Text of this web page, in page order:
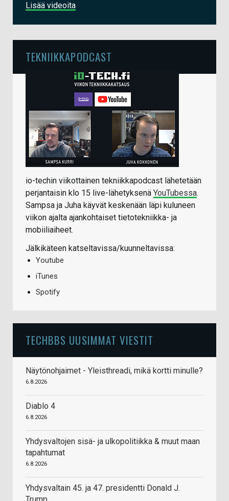
Lisää videoita
TEKNIIKKAPODCAST
io-techin viikottainen tekniikkapodcast lähetetään
perjantaisin klo 15 live-lähetyksenä YouTubessa.
Sampsa ja Juha käyvät keskenään läpi kuluneen
viikon ajalta ajankohtaiset tietotekniikka- ja
mobiiliaiheet.
Jälkikäteen katseltavissa/kuunneltavissa:
Youtube
iTunes
Spotify
TECHBBS UUSIMMAT VIESTIT
Näytönohjaimet - Yleisthreadi, mikä kortti minulle?
6.8.2026
Diablo 4
6.8.2026
Yhdysvaltojen sisä- ja ulkopolitiikka & muut maan
tapahtumat
6.8.2026
Yhdysvaltain 45. ja 47. presidentti Donald J.